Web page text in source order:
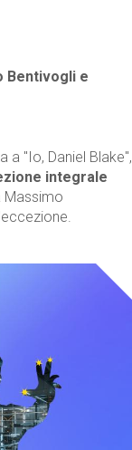
Bentivogli e
a "Io, Daniel Blake",
integrale
Massimo